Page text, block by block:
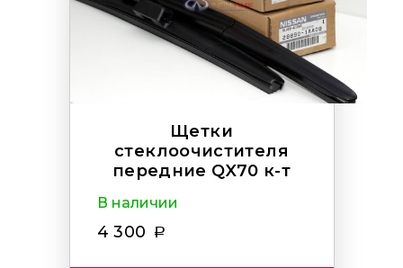
Щетки
стеклоочистителя
передние QX70 к-т
В наличии
4 300